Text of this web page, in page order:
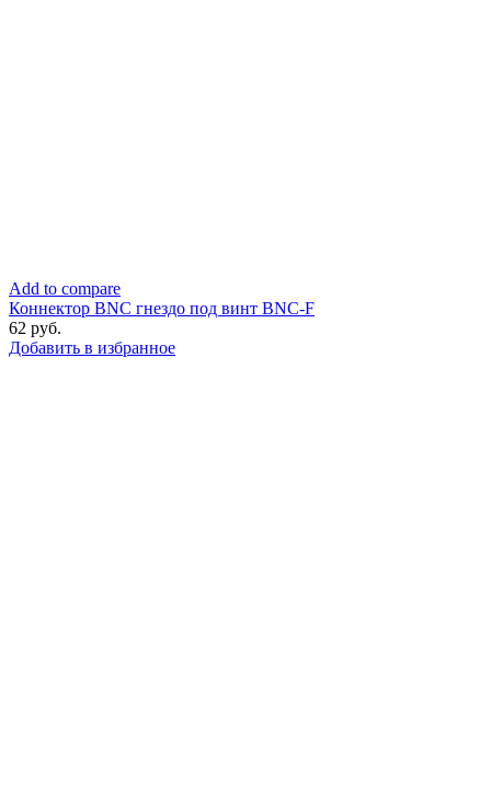
Add to compare
Коннектор BNC гнездо под винт BNC-F
62 руб.
Добавить в избранное